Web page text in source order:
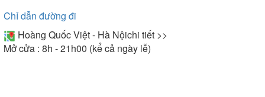
Chỉ dẫn đường đi
Hoàng Quốc Việt - Hà Nộichi tiết >>
Mở cửa : 8h - 21h00 (kể cả ngày lễ)